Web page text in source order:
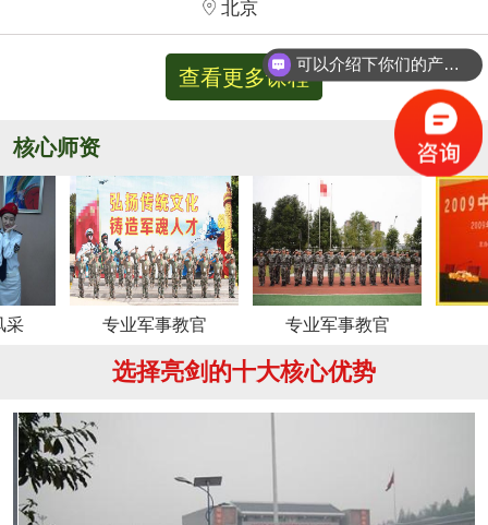
北京
查看更多课程
核心师资 更多
专业军事教官 专业军事教官
选择亮剑的十大核心优势
可以介绍下你们的产品么？